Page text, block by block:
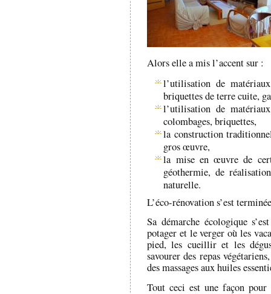
Alors elle a mis l’accent sur :
l’utilisation de
briquettes de terre cuite,
l’utilisation de
colombages, briquettes,
la construction
gros œuvre,
la mise en œuvre de
géothermie, de
naturelle.
L’éco-rénovation s’est
Sa démarche écologique
potager et le verger où les
pied, les cueillir et les
savourer des repas
des massages aux huiles
Tout ceci est une façon